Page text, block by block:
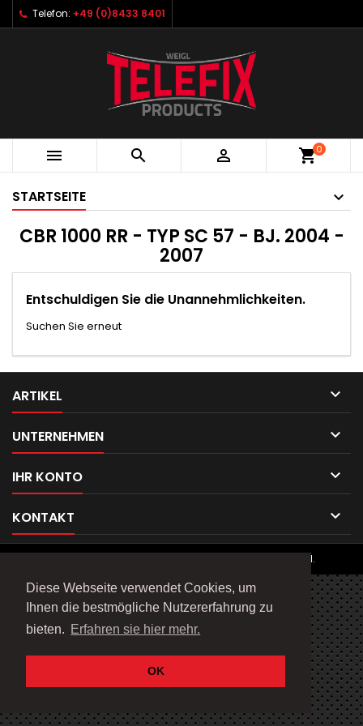
Diese Webseite verwendet Cookies, um
Ihnen die bestmögliche Nutzererfahrung zu
bieten. Erfahren sie hier mehr.
OK
Telefon: +49 (0)8433 8401
   shopping_cart0
STARTSEITE
CBR 1000 RR - TYP SC 57 - BJ. 2004 -
2007
Entschuldigen Sie die Unannehmlichkeiten.
Suchen Sie erneut
ARTIKEL 
UNTERNEHMEN 
IHR KONTO 
KONTAKT 
© Copyright 2026 Telefix Products. All Rights Reserved.